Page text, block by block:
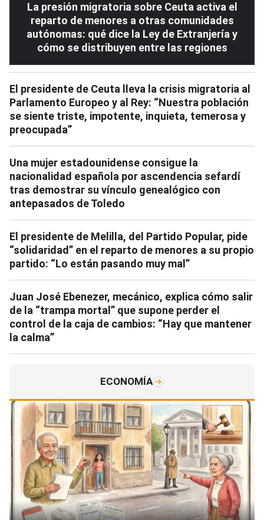
La presión migratoria sobre Ceuta activa el
reparto de menores a otras comunidades
autónomas: qué dice la Ley de Extranjería y
cómo se distribuyen entre las regiones
El presidente de Ceuta lleva la crisis migratoria al
Parlamento Europeo y al Rey: “Nuestra población
se siente triste, impotente, inquieta, temerosa y
preocupada”
Una mujer estadounidense consigue la
nacionalidad española por ascendencia sefardí
tras demostrar su vínculo genealógico con
antepasados de Toledo
El presidente de Melilla, del Partido Popular, pide
“solidaridad” en el reparto de menores a su propio
partido: “Lo están pasando muy mal”
Juan José Ebenezer, mecánico, explica cómo salir
de la “trampa mortal” que supone perder el
control de la caja de cambios: “Hay que mantener
la calma”
ECONOMÍA